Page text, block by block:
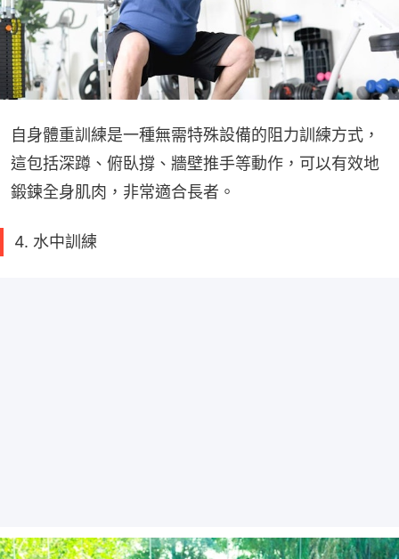
自身體重訓練是一種無需特殊設備的阻力訓練方式，
這包括深蹲、俯臥撐、牆壁推手等動作，可以有效地
鍛鍊全身肌肉，非常適合長者。
4. 水中訓練